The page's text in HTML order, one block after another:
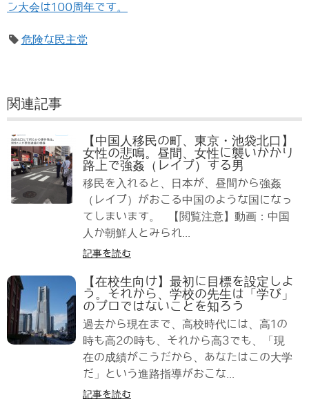
ン大会は100周年です。
危険な民主党
関連記事
【中国人移民の町、東京・池袋北口】
女性の悲鳴。昼間、女性に襲いかかり
路上で強姦（レイプ）する男
移民を入れると、日本が、昼間から強姦
（レイプ）がおこる中国のような国になっ
てしまいます。 【閲覧注意】動画：中国
人か朝鮮人とみられ...
記事を読む
【在校生向け】最初に目標を設定しよ
う。それから、学校の先生は「学び」
のプロではないことを知ろう
過去から現在まで、高校時代には、高1の
時も高2の時も、それから高3でも、「現
在の成績がこうだから、あなたはこの大学
だ」という進路指導がおこな...
記事を読む